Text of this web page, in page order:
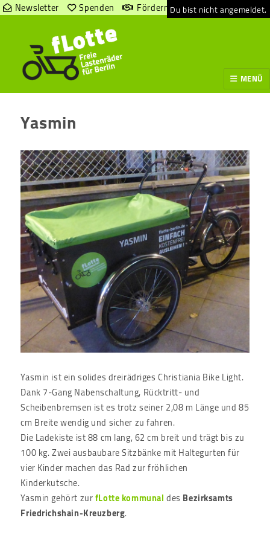
Newsletter Spenden Fördern Du bist nicht angemeldet.
MENÜ
Yasmin
Yasmin ist ein solides dreirädriges Christiania Bike Light.
Dank 7-Gang Nabenschaltung, Rücktritt- und
Scheibenbremsen ist es trotz seiner 2,08 m Länge und 85
cm Breite wendig und sicher zu fahren.
Die Ladekiste ist 88 cm lang, 62 cm breit und trägt bis zu
100 kg. Zwei ausbaubare Sitzbänke mit Haltegurten für
vier Kinder machen das Rad zur fröhlichen
Kinderkutsche.
Yasmin gehört zurfLotte kommunaldes Bezirksamts
Friedrichshain-Kreuzberg.